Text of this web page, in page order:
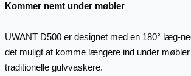
Kommer nemt under møbler
UWANT D500 er designet med en 180° læg-
det muligt at komme længere ind under
traditionelle gulvvaskere.